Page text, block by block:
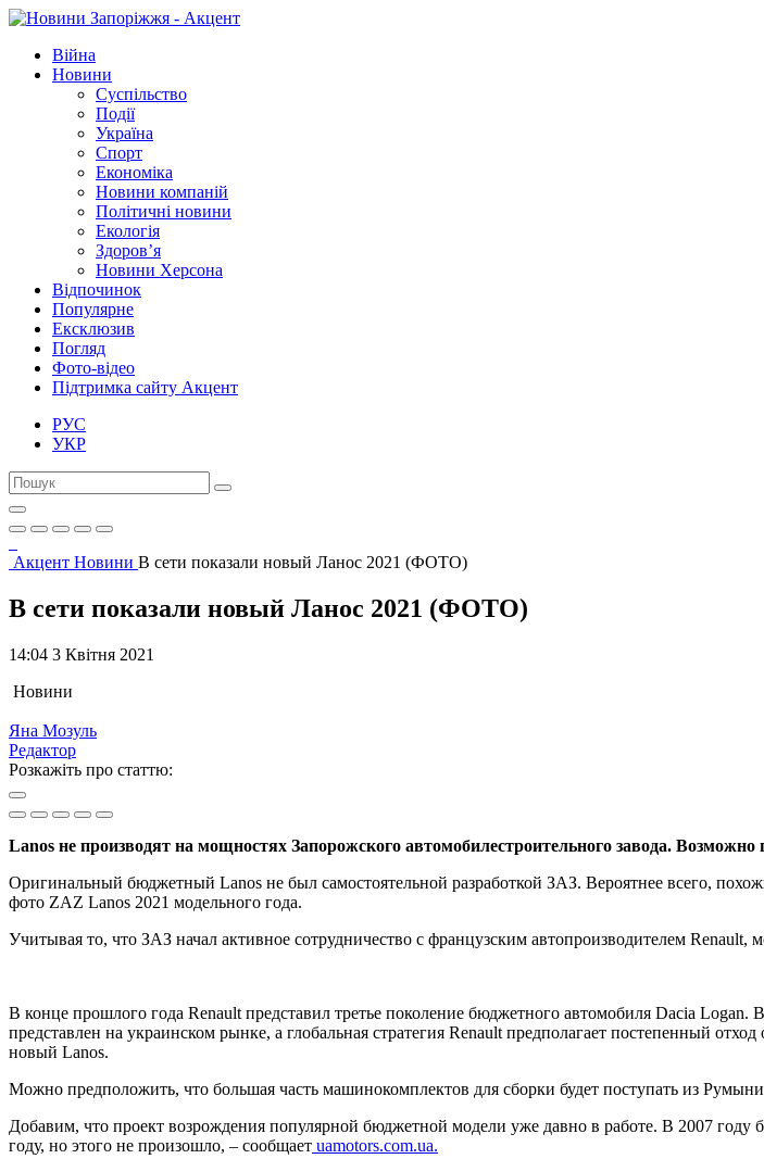
Війна
Новини
Суспільство
Події
Україна
Спорт
Економіка
Новини компаній
Політичні новини
Екологія
Здоров’я
Новини Херсона
Відпочинок
Популярне
Ексклюзив
Погляд
Фото-відео
Підтримка сайту Акцент
РУС
УКР
Акцент Новини В сети показали новый Ланос 2021 (ФОТО)
В сети показали новый Ланос 2021 (ФОТО)
14:04 3 Квітня 2021
Новини
Яна Мозуль
Редактор
Розкажіть про статтю:
Lanos не производят на мощностях Запорожского автомобилестроительного завода.
Оригинальный бюджетный Lanos не был самостоятельной разработкой ЗАЗ. Вероятнее всего,
фото ZAZ Lanos 2021 модельного года.
Учитывая то, что ЗАЗ начал активное сотрудничество с французским автопроизводителем
В конце прошлого года Renault представил третье поколение бюджетного автомобиля Dacia
представлен на украинском рынке, а глобальная стратегия Renault предполагает постепенный
новый Lanos.
Можно предположить, что большая часть машинокомплектов для сборки будет поступать из
Добавим, что проект возрождения популярной бюджетной модели уже давно в работе. В 2007 году
году, но этого не произошло, – сообщает uamotors.com.ua.